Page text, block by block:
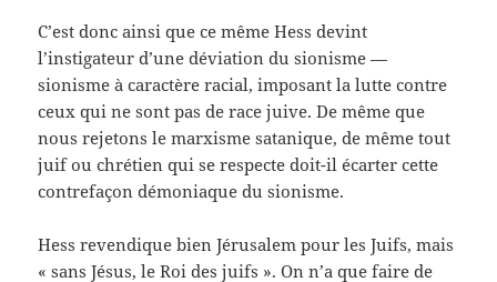
C’est donc ainsi que ce même Hess devint
l’instigateur d’une déviation du sionisme —
sionisme à caractère racial, imposant la lutte contre
ceux qui ne sont pas de race juive. De même que
nous rejetons le marxisme satanique, de même tout
juif ou chrétien qui se respecte doit-il écarter cette
contrefaçon démoniaque du sionisme.
Hess revendique bien Jérusalem pour les Juifs, mais
« sans Jésus, le Roi des juifs ». On n’a que faire de